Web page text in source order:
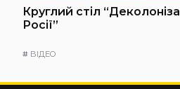
Круглий стіл
Росії”
# ВІДЕО